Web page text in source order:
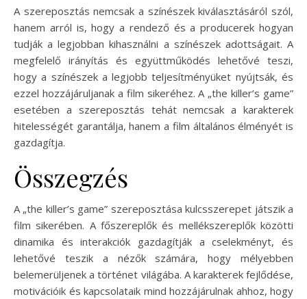
A szereposztás nemcsak a színészek kiválasztásáról szól,
hanem arról is, hogy a rendező és a producerek hogyan
tudják a legjobban kihasználni a színészek adottságait. A
megfelelő irányítás és együttműködés lehetővé teszi,
hogy a színészek a legjobb teljesítményüket nyújtsák, és
ezzel hozzájáruljanak a film sikeréhez. A „the killer’s game”
esetében a szereposztás tehát nemcsak a karakterek
hitelességét garantálja, hanem a film általános élményét is
gazdagítja.
Összegzés
A „the killer’s game” szereposztása kulcsszerepet játszik a
film sikerében. A főszereplők és mellékszereplők közötti
dinamika és interakciók gazdagítják a cselekményt, és
lehetővé teszik a nézők számára, hogy mélyebben
belemerüljenek a történet világába. A karakterek fejlődése,
motivációik és kapcsolataik mind hozzájárulnak ahhoz, hogy